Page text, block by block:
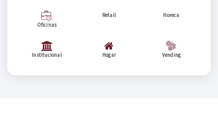
Oficinas
Retail Horeca
Institucional Hogar Vending